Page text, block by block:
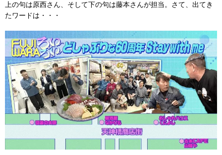
上の句は原西さん、そして下の句は藤本さんが担当。さて、出てき
たワードは・・・